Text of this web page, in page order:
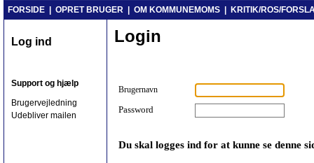
FORSIDE OPRET BRUGER OM KOMMUNEMOMS KRITIK/ROS/
Log ind
Support og hjælp
Brugervejledning
Udebliver mailen
Login
Brugernavn
Password
Du skal logges ind for at kunne se denne